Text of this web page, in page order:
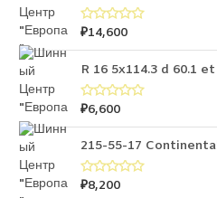
а
0
и
з
О
н
а
0
и
з
₽14,600
R 16 5x114.3 d 60.1
О
е
н
а
0
и
₽6,600
215-55-17
О
₽8,200